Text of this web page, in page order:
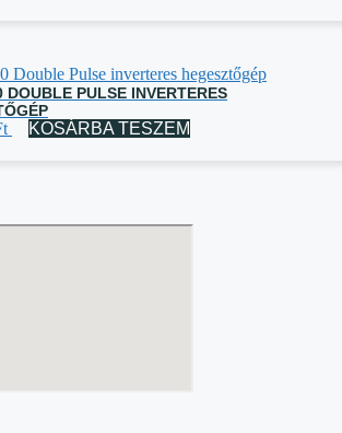
DOUBLE PULSE INVERTERES
KOSÁRBA TESZEM